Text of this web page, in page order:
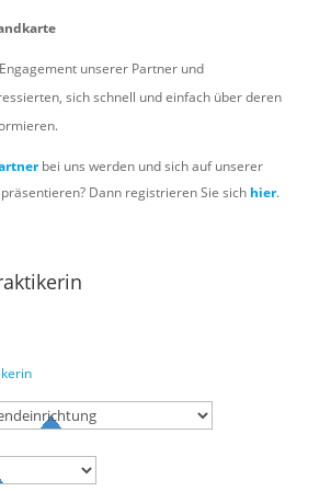
unserer Partner und
sich schnell und einfach über deren
bei uns werden und sich auf unserer
Dann registrieren Sie sich hier.